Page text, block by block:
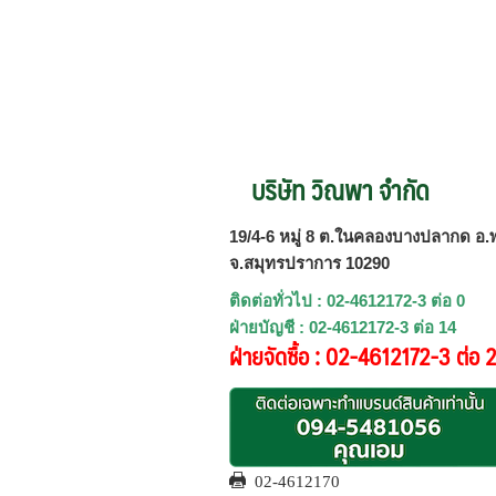
บริษัท วิณพา จำกัด
19/4-6 หมู่ 8 ต.ในคลองบางปลากด อ.
จ.สมุทรปราการ 10290
ติดต่อทั่วไป : 02-4612172-3 ต่อ 0
ฝ่ายบัญชี : 02-4612172-3 ต่อ 14
ฝ่ายจัดซื้อ : 02-4612172-3 ต่อ
02-4612170